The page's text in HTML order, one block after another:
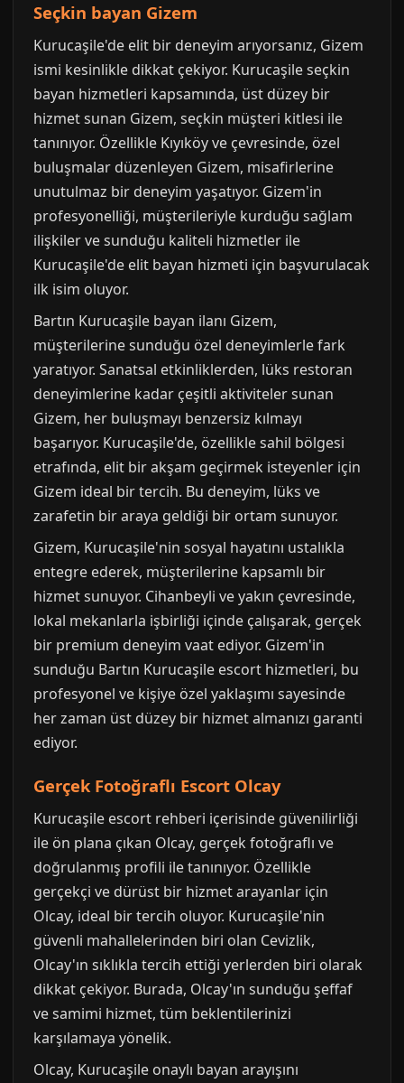
Seçkin bayan Gizem
Kurucaşile'de elit bir deneyim arıyorsanız, Gizem
ismi kesinlikle dikkat çekiyor. Kurucaşile seçkin
bayan hizmetleri kapsamında, üst düzey bir
hizmet sunan Gizem, seçkin müşteri kitlesi ile
tanınıyor. Özellikle Kıyıköy ve çevresinde, özel
buluşmalar düzenleyen Gizem, misafirlerine
unutulmaz bir deneyim yaşatıyor. Gizem'in
profesyonelliği, müşterileriyle kurduğu sağlam
ilişkiler ve sunduğu kaliteli hizmetler ile
Kurucaşile'de elit bayan hizmeti için başvurulacak
ilk isim oluyor.
Bartın Kurucaşile bayan ilanı Gizem,
müşterilerine sunduğu özel deneyimlerle fark
yaratıyor. Sanatsal etkinliklerden, lüks restoran
deneyimlerine kadar çeşitli aktiviteler sunan
Gizem, her buluşmayı benzersiz kılmayı
başarıyor. Kurucaşile'de, özellikle sahil bölgesi
etrafında, elit bir akşam geçirmek isteyenler için
Gizem ideal bir tercih. Bu deneyim, lüks ve
zarafetin bir araya geldiği bir ortam sunuyor.
Gizem, Kurucaşile'nin sosyal hayatını ustalıkla
entegre ederek, müşterilerine kapsamlı bir
hizmet sunuyor. Cihanbeyli ve yakın çevresinde,
lokal mekanlarla işbirliği içinde çalışarak, gerçek
bir premium deneyim vaat ediyor. Gizem'in
sunduğu Bartın Kurucaşile escort hizmetleri, bu
profesyonel ve kişiye özel yaklaşımı sayesinde
her zaman üst düzey bir hizmet almanızı garanti
ediyor.
Gerçek Fotoğraflı Escort Olcay
Kurucaşile escort rehberi içerisinde güvenilirliği
ile ön plana çıkan Olcay, gerçek fotoğraflı ve
doğrulanmış profili ile tanınıyor. Özellikle
gerçekçi ve dürüst bir hizmet arayanlar için
Olcay, ideal bir tercih oluyor. Kurucaşile'nin
güvenli mahallelerinden biri olan Cevizlik,
Olcay'ın sıklıkla tercih ettiği yerlerden biri olarak
dikkat çekiyor. Burada, Olcay'ın sunduğu şeffaf
ve samimi hizmet, tüm beklentilerinizi
karşılamaya yönelik.
Olcay, Kurucaşile onaylı bayan arayışını